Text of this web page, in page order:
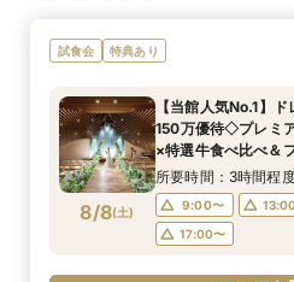
試食会 特典あり
8/8(土)
【当館人気No.1】
150万優待◇プレミ
×特選牛食べ比べ＆
ど豪華4万試食×選べ
見学フェア
所要時間：3時間程
9:00〜
17:00〜